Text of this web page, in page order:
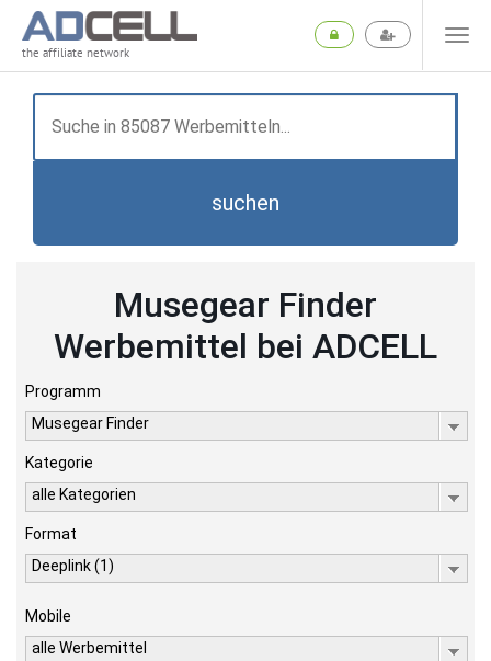
the affiliate network
suchen
Musegear Finder
Werbemittel bei ADCELL
Programm
Musegear Finder
Kategorie
alle Kategorien
Format
Deeplink (1)
Mobile
alle Werbemittel